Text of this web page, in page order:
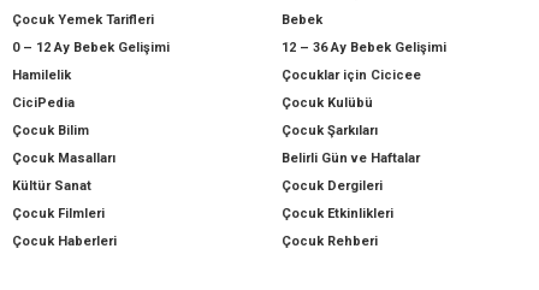
Çocuk Yemek Tarifleri
Bebek
0 – 12 Ay Bebek Gelişimi
12 – 36 Ay Bebek Gelişimi
Hamilelik
Çocuklar için Cicicee
CiciPedia
Çocuk Kulübü
Çocuk Bilim
Çocuk Şarkıları
Çocuk Masalları
Belirli Gün ve Haftalar
Kültür Sanat
Çocuk Dergileri
Çocuk Filmleri
Çocuk Etkinlikleri
Çocuk Haberleri
Çocuk Rehberi